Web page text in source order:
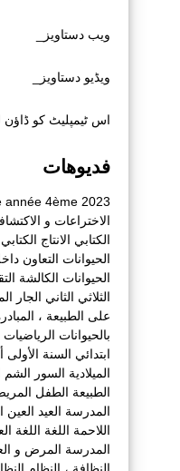
ویب دستاویز_
ویڈیو دستاویز_
اس ٹیمپلیٹ کو ڈاؤن
فديوهات
2023
4ème
année
الاختراعات و
الكتابي الانتاج الكتابي
الحيوانات التعاون
الحيوانات الكالشة
الثلاثي الثاني الجار
على الطبيعة ،
بالحيوانات الرياضيات
ابتدائي السنة
الميلادية السور الشم
الطبيعة الطفل
المدرسة العيد العين
اللاحمة اللغة اللغة
المدرسة المرض و